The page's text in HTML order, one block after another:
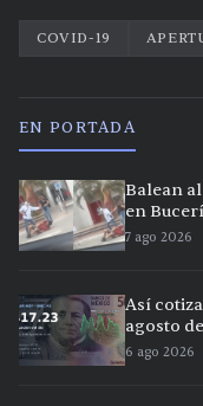
COVID-19
EN PORTADA
Balean
en
7 ago 2026
Así
agosto
6 ago 2026